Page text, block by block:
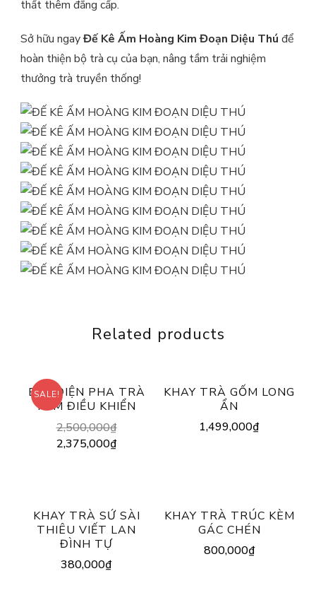
thất thêm đẳng cấp.
Sở hữu ngayĐế Kê Ấm Hoàng Kim Đoạn Diệu Thú để
hoàn thiện bộ trà cụ của bạn, nâng tầm trải nghiệm
thưởng trà truyền thống!
Related products
SALE!
BẾP ĐIỆN PHA TRÀ
KÈM ĐIỀU KHIỂN
2,500,000₫
2,375,000₫
KHAY TRÀ GỐM LONG
ẨN
1,499,000₫
KHAY TRÀ SỨ SÀI
THIÊU VIẾT LAN
ĐÌNH TỰ
380,000₫
KHAY TRÀ TRÚC KÈM
GÁC CHÉN
800,000₫